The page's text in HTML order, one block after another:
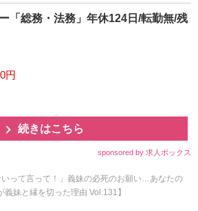
「総務・法務」年休124日/転勤無/残
円
続きはこちら
sponsored by 求人ボックス
いって言って！」義妹の必死のお願い…あなたの
妹と縁を切った理由 Vol.131】